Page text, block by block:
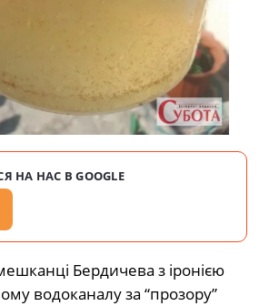
НА НАС В GOOGLE
Бердичева з іронією
водоканалу за “прозору”